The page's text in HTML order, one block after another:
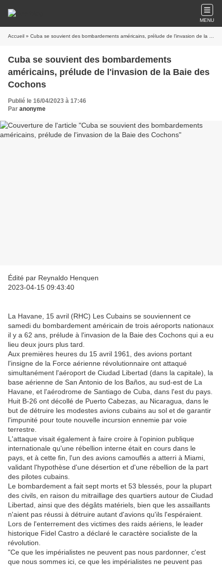
MENU
Accueil » Cuba se souvient des bombardements américains, prélude de l'invasion de la Baie des Cochons
Cuba se souvient des bombardements
américains, prélude de l'invasion de la Baie des
Cochons
Publié le 16/04/2023 à 17:46
Par anonyme
Édité par Reynaldo Henquen
2023-04-15 09:43:40
La Havane, 15 avril (RHC) Les Cubains se souviennent ce
samedi du bombardement américain de trois aéroports nationaux
il y a 62 ans, prélude à l'invasion de la Baie des Cochons qui a eu
lieu deux jours plus tard.
Aux premières heures du 15 avril 1961, des avions portant
l'insigne de la Force aérienne révolutionnaire ont attaqué
simultanément l'aéroport de Ciudad Libertad (dans la capitale), la
base aérienne de San Antonio de los Baños, au sud-est de La
Havane, et l'aérodrome de Santiago de Cuba, dans l'est du pays.
Huit B-26 ont décollé de Puerto Cabezas, au Nicaragua, dans le
but de détruire les modestes avions cubains au sol et de garantir
l'impunité pour toute nouvelle incursion ennemie par voie
terrestre.
L'attaque visait également à faire croire à l'opinion publique
internationale qu'une rébellion interne était en cours dans le
pays, et à cette fin, l'un des avions camouflés a atterri à Miami,
validant l'hypothèse d'une désertion et d'une rébellion de la part
des pilotes cubains.
Le bombardement a fait sept morts et 53 blessés, pour la plupart
des civils, en raison du mitraillage des quartiers autour de Ciudad
Libertad, ainsi que des dégâts matériels, bien que les assaillants
n'aient pas réussi à détruire autant d'avions qu'ils l'espéraient.
Lors de l'enterrement des victimes des raids aériens, le leader
historique Fidel Castro a déclaré le caractère socialiste de la
révolution.
"Ce que les impérialistes ne peuvent pas nous pardonner, c'est
que nous sommes ici, ce que les impérialistes ne peuvent pas